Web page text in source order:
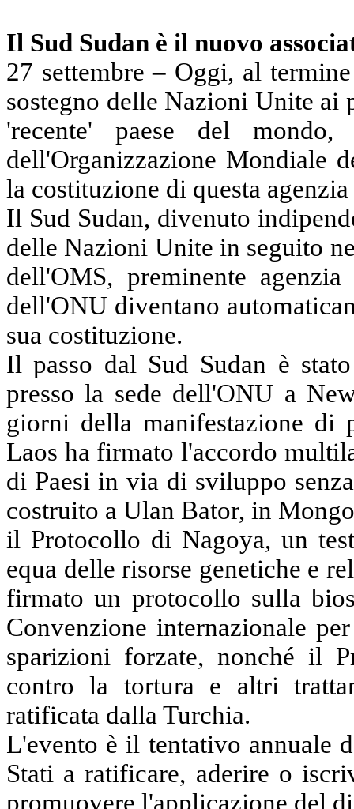
Il Sud Sudan è il nuovo
27 settembre – Oggi, al
sostegno delle Nazioni Unite
'recente' paese del
dell'Organizzazione Mondiale
la costituzione di questa
Il Sud Sudan, divenuto
delle Nazioni Unite in seguito
dell'OMS, preminente
dell'ONU diventano
sua costituzione.
Il passo dal Sud Sudan è
presso la sede dell'ONU a
giorni della manifestazione di
Laos ha firmato l'accordo
di Paesi in via di sviluppo
costruito aUlan Bator, in
il Protocollo di Nagoya, un
equa delle risorse genetiche e
firmato un protocollo sulla
Convenzione internazionale
sparizioni forzate, nonché il
contro la tortura e altri
ratificata dalla Turchia.
L'evento è il tentativo annuale
Stati a ratificare, aderire o
promuovere l'applicazione del